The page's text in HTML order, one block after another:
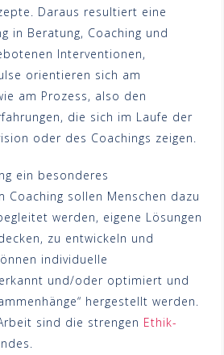
Daraus resultiert eine
in Beratung, Coaching und
Interventionen,
orientieren sich am
am Prozess, also den
die sich im Laufe der
oder des Coachings zeigen.
ein besonderes
Coaching sollen Menschen dazu
werden, eigene Lösungen
zu entwickeln und
individuelle
und/oder optimiert und
hergestellt werden.
sind die strengen Ethik-